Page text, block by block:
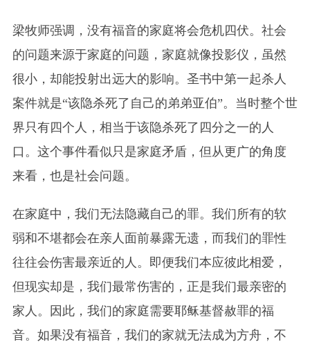
梁牧师强调，没有福音的家庭将会危机四伏。社会
的问题来源于家庭的问题，家庭就像投影仪，虽然
很小，却能投射出远大的影响。圣书中第一起杀人
案件就是“该隐杀死了自己的弟弟亚伯”。当时整个世
界只有四个人，相当于该隐杀死了四分之一的人
口。这个事件看似只是家庭矛盾，但从更广的角度
来看，也是社会问题。
在家庭中，我们无法隐藏自己的罪。我们所有的软
弱和不堪都会在亲人面前暴露无遗，而我们的罪性
往往会伤害最亲近的人。即便我们本应彼此相爱，
但现实却是，我们最常伤害的，正是我们最亲密的
家人。因此，我们的家庭需要耶稣基督赦罪的福
音。如果没有福音，我们的家就无法成为方舟，不